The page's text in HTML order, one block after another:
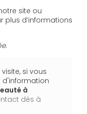
site ou
d’informations
si vous
d'information
à
dès à